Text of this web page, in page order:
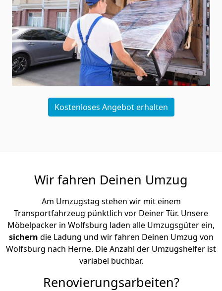
Kostenloses Angebot erhalten
Wir fahren Deinen Umzug
Am Umzugstag stehen wir mit einem
Transportfahrzeug pünktlich vor Deiner Tür. Unsere
Möbelpacker in Wolfsburg laden alle Umzugsgüter ein,
sichern die Ladung und wir fahren Deinen Umzug von
Wolfsburg nach Herne. Die Anzahl der Umzugshelfer ist
variabel buchbar.
Renovierungsarbeiten?